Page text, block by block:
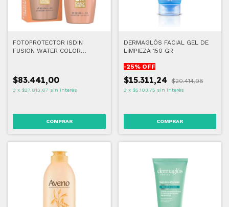
FOTOPROTECTOR ISDIN
FUSION WATER COLOR
$83.441,00
3 x $27.813,67 sin interés
DERMAGLÓS FACIAL GEL DE
LIMPIEZA 150 GR
-25% OFF
$15.311,24 $20.414,98
3 x $5.103,75 sin interés